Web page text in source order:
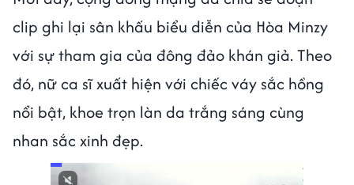
clip ghi lại sân khấu biểu diễn của Hòa Minzy
với sự tham gia của đông đảo khán giả. Theo
đó, nữ ca sĩ xuất hiện với chiếc váy sắc hồng
nổi bật, khoe trọn làn da trắng sáng cùng
nhan sắc xinh đẹp.